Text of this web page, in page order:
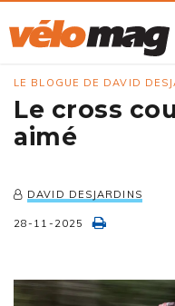
LE BLOGUE DE DAVID
Le cross
aimé
DAVID DESJARDINS
28-11-2025